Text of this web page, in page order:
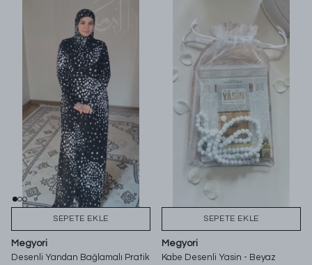
SEPETE EKLE
Megyori
Desenli Yandan Bağlamalı Pratik
SEPETE EKLE
Megyori
Kabe Desenli Yasin - Beyaz